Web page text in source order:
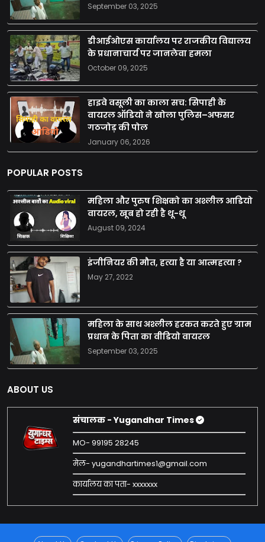
September 03, 2025
डीआईओएस कार्यालय पर राजकीय विद्यालय
के प्रधानाचार्य पर जानलेवा हमला
October 09, 2025
हाइवे वसूली का काला सच: सिपाही के
वायरल ऑडियो ने खोला पुलिस–अफसर
गठजोड़ की पोल
January 06, 2026
POPULAR POSTS
महिला और पुरुष शिक्षको का अश्लील आडियो
वायरल, खूब हो रही है थू-थू
August 09, 2024
इंजीनियर की मौत, हत्या है या आत्महत्या ?
May 27, 2022
महिला के साथ अश्लील हरकत करते हुए ग्राम
प्रधान के पिता का वीडियो वायरल
September 03, 2025
ABOUT US
संचालक - Yugandhar Times
MO- 99195 28245
मेल- yugandhartimes1@gmail.com
कार्यालय का पता- xxxxxxx